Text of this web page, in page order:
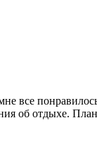
все
об отдыхе.